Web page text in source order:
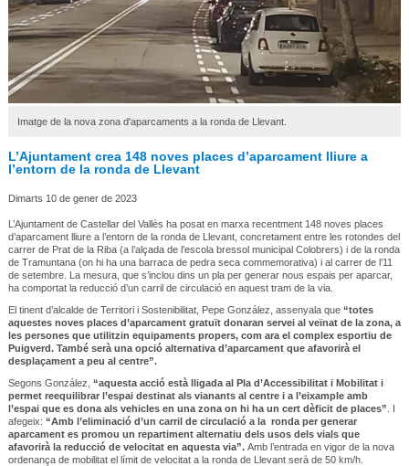
Imatge de la nova zona d'aparcaments a la ronda de Llevant.
L’Ajuntament crea 148 noves places d’aparcament lliure a
l’entorn de la ronda de Llevant
Dimarts 10 de gener de 2023
L’Ajuntament de Castellar del Vallès ha posat en marxa recentment 148 noves places
d’aparcament lliure a l’entorn de la ronda de Llevant, concretament entre les rotondes del
carrer de Prat de la Riba (a l’alçada de l’escola bressol municipal Colobrers) i de la ronda
de Tramuntana (on hi ha una barraca de pedra seca commemorativa) i al carrer de l’11
de setembre. La mesura, que s’inclou dins un pla per generar nous espais per aparcar,
ha comportat la reducció d’un carril de circulació en aquest tram de la via.
El tinent d’alcalde de Territori i Sostenibilitat, Pepe González, assenyala que “totes
aquestes noves places d’aparcament gratuït donaran servei al veïnat de la zona, a
les persones que utilitzin equipaments propers, com ara el complex esportiu de
Puigverd. També serà una opció alternativa d’aparcament que afavorirà el
desplaçament a peu al centre”.
Segons González, “aquesta acció està lligada al Pla d’Accessibilitat i Mobilitat i
permet reequilibrar l’espai destinat als vianants al centre i a l’eixample amb
l’espai que es dona als vehicles en una zona on hi ha un cert dèficit de places” . I
afegeix: “Amb l’eliminació d’un carril de circulació a la ronda per generar
aparcament es promou un repartiment alternatiu dels usos dels vials que
afavorirà la reducció de velocitat en aquesta via”. Amb l’entrada en vigor de la nova
ordenança de mobilitat el límit de velocitat a la ronda de Llevant serà de 50 km/h.